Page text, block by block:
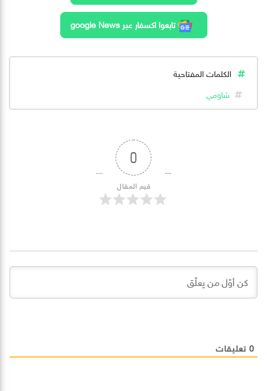
تابعوا اكسفار عبر google News
الكلمات المفتاحية
شاومي
0
قيم المقال
0 تعليقات